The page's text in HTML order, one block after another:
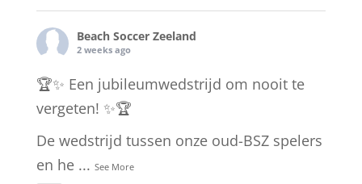
Beach Soccer Zeeland
2 weeks ago
🏆✨ Een jubileumwedstrijd om nooit te
vergeten! ✨🏆
De wedstrijd tussen onze oud-BSZ spelers
en he ... See More